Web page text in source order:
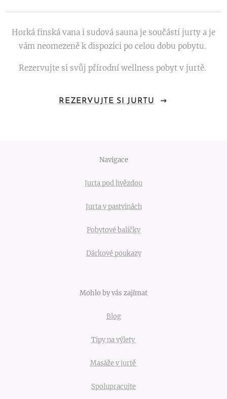
Horká finská vana i sudová sauna je součástí jurty a je
vám neomezeně k dispozici po celou dobu pobytu.
Rezervujte si svůj přírodní wellness pobyt v jurtě.
REZERVUJTE SI JURTU
Navigace
Jurta pod hvězdou
Jurta v pastvinách
Pobytové balíčky
Dárkové poukazy
Mohlo by vás zajímat
Blog
Tipy na výlety
Masáže v jurtě
Spolupracujte